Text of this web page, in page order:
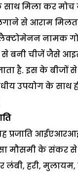
मिला कर मोच
से आराम
नामक
बनी चीजें जैसे
है. इस के बीजों
उपयोग के साथ
प्रजाति आईएआरआई
मौसमी के संकर से
लंबी, हरी,